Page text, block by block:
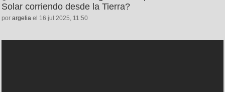
Solar corriendo desde la Tierra?
por argelia el 16 jul 2025, 11:50